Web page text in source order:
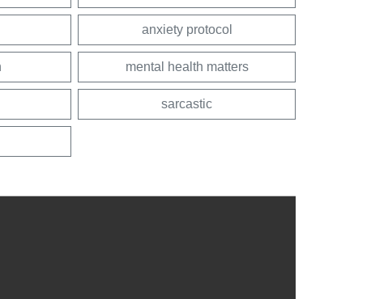
anxiety protocol
mental health matters
sarcastic